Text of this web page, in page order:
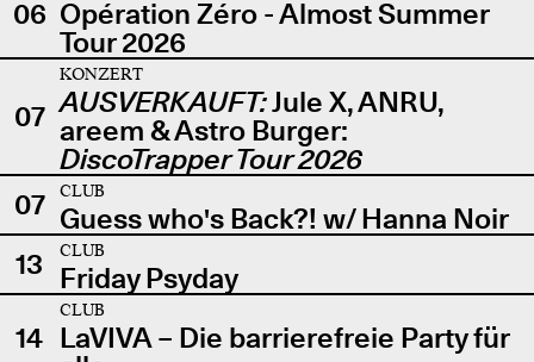
06 Opération Zéro - Almost Summer
Tour 2026
07
KONZERT
AUSVERKAUFT:Jule X, ANRU,
areem & Astro Burger:
DiscoTrapper Tour 2026
07
CLUB
Guess who's Back?! w/ Hanna Noir
13
CLUB
Friday Psyday
14
CLUB
LaVIVA – Die barrierefreie Party für